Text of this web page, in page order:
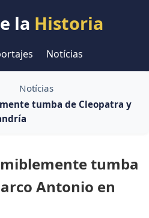
la Historia
Notícias
Notícias
tumba de Cleopatra y
tumba
Antonio en